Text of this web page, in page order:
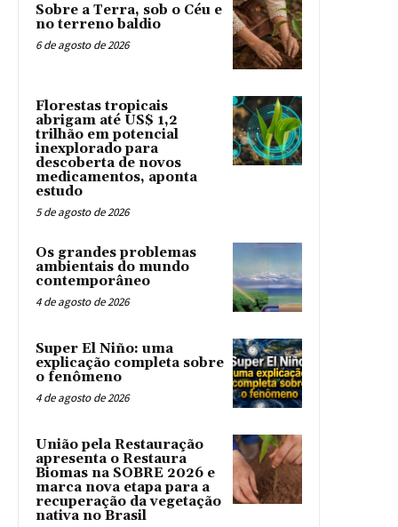
Sobre a Terra, sob o Céu e
no terreno baldio
6 de agosto de 2026
Florestas tropicais
abrigam até US$ 1,2
trilhão em potencial
inexplorado para
descoberta de novos
medicamentos, aponta
estudo
5 de agosto de 2026
Os grandes problemas
ambientais do mundo
contemporâneo
4 de agosto de 2026
Super El Niño: uma
explicação completa sobre
o fenômeno
4 de agosto de 2026
União pela Restauração
apresenta o Restaura
Biomas na SOBRE 2026 e
marca nova etapa para a
recuperação da vegetação
nativa no Brasil